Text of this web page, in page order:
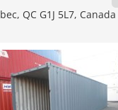
QC G1J 5L7, Canada